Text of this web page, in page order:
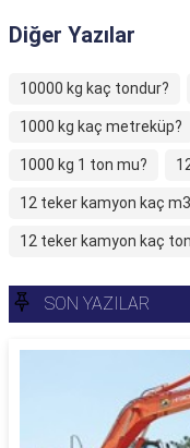
Diğer Yazılar
10000 kg kaç tondur?
1000 kg kaç metreküp?
1000 kg 1 ton mu?
12 teker kamyon kaç
12 teker kamyon kaç
SON YAZILAR